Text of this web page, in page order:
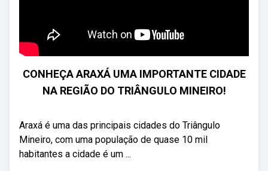
CONHEÇA ARAXÁ UMA IMPORTANTE CIDADE
NA REGIÃO DO TRIÂNGULO MINEIRO!
Araxá é uma das principais cidades do Triângulo
Mineiro, com uma população de quase 10 mil
habitantes a cidade é um ...